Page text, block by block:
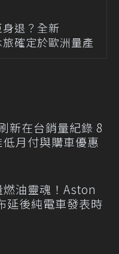
退？全新
確定於歐洲量產
新在台銷量紀錄 8
月付與購車優惠
燃油靈魂！Aston
延後純電車發表時